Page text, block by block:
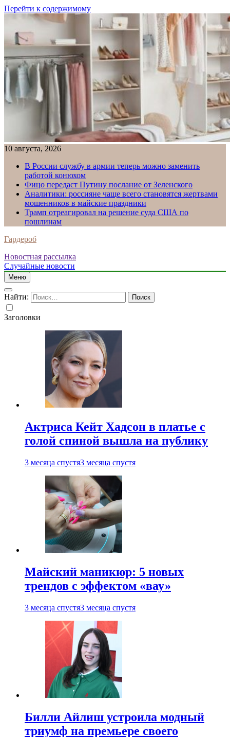
Перейти к содержимому
10 августа, 2026
В России службу в армии теперь можно заменить
работой конюхом
Фицо передаст Путину послание от Зеленского
Аналитики: россияне чаще всего становятся жертвами
мошенников в майские праздники
Трамп отреагировал на решение суда США по
пошлинам
Гардероб
Новостная рассылка
Случайные новости
Меню
Найти:
Заголовки
Актриса Кейт Хадсон в платье с
голой спиной вышла на публику
3 месяца спустя3 месяца спустя
Майский маникюр: 5 новых
трендов с эффектом «вау»
3 месяца спустя3 месяца спустя
Билли Айлиш устроила модный
триумф на премьере своего